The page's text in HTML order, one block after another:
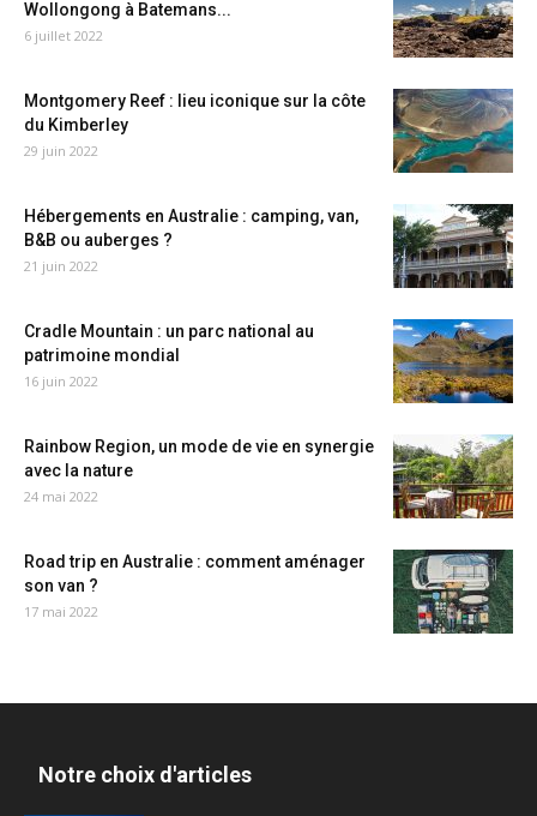
Wollongong à Batemans...
6 juillet 2022
Montgomery Reef : lieu iconique sur la côte
du Kimberley
29 juin 2022
Hébergements en Australie : camping, van,
B&B ou auberges ?
21 juin 2022
Cradle Mountain : un parc national au
patrimoine mondial
16 juin 2022
Rainbow Region, un mode de vie en synergie
avec la nature
24 mai 2022
Road trip en Australie : comment aménager
son van ?
17 mai 2022
Notre choix d'articles